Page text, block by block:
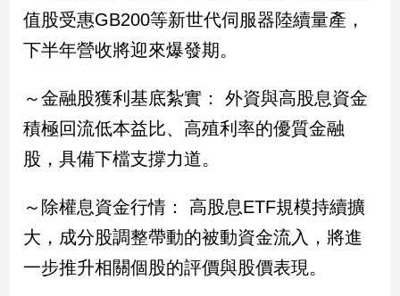
區
南
台
灣
觀
南
台
灣
值股受惠GB200等新世代伺服器陸續量產，
下半年營收將迎來爆發期。
～金融股獲利基底紮實： 外資與高股息資金
積極回流低本益比、高殖利率的優質金融
股，具備下檔支撐力道。
～除權息資金行情： 高股息ETF規模持續擴
大，成分股調整帶動的被動資金流入，將進
一步推升相關個股的評價與股價表現。